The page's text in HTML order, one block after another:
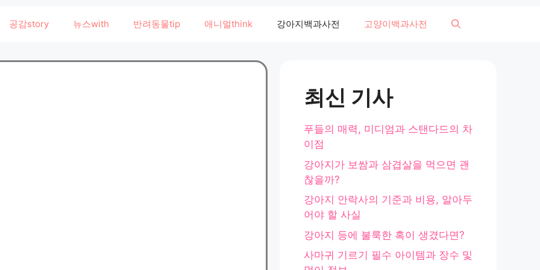
공감story 뉴스with 반려동물tip 애니멀think 강아지백과사전 고양이백과사전
최신 기사
푸들의 매력, 미디엄과 스탠다드의 차
이점
강아지가 보쌈과 삼겹살을 먹으면 괜
찮을까?
강아지 안락사의 기준과 비용, 알아두
어야 할 사실
강아지 등에 불룩한 혹이 생겼다면?
사마귀 기르기 필수 아이템과 장수 및